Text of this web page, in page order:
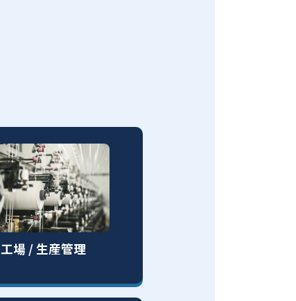
工場 / 生産管理